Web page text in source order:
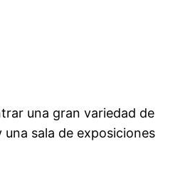
una gran variedad de
sala de exposiciones